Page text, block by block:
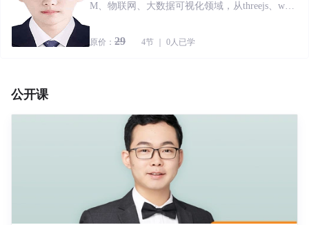
M、物联网、大数据可视化领域，从threejs、web
件著作权和发明专利。
原价： 29 4节 ｜ 0人已学
公开课